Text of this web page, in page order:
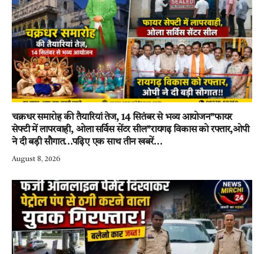
चक्रधर समारोह की तैयारियां तेज, 14 सितंबर से भव्य आयोजन”फायर
सेफ्टी में लापरवाही, ओला सर्विस सेंटर सील”रायगढ़ विकास को रफ्तार,ओपी
ने दी बड़ी सौगात…पढ़िए एक साथ तीन खबरें…
August 8, 2026